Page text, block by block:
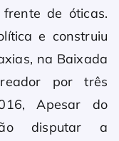
de óticas.
e construiu
na Baixada
por três
Apesar do
disputar a